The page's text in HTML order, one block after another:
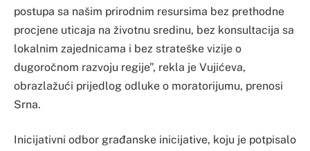
postupa sa našim prirodnim resursima bez prethodne
procjene uticaja na životnu sredinu, bez konsultacija sa
lokalnim zajednicama i bez strateške vizije o
dugoročnom razvoju regije”, rekla je Vujićeva,
obrazlažući prijedlog odluke o moratorijumu, prenosi
Srna.
Inicijativni odbor građanske inicijative, koju je potpisalo